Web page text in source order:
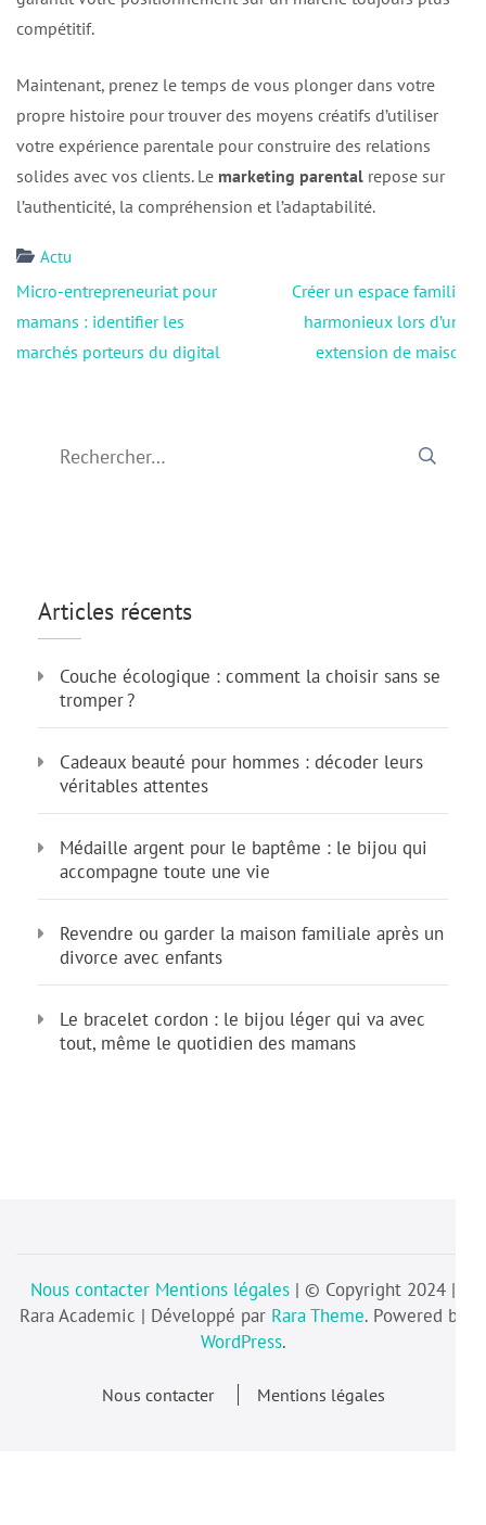
compétitif.
Maintenant, prenez le temps de vous plonger dans votre
propre histoire pour trouver des moyens créatifs d’utiliser
votre expérience parentale pour construire des relations
solides avec vos clients. Le marketing parental repose sur
l’authenticité, la compréhension et l’adaptabilité.
Actu
Navigation
de
l’article
Micro-entrepreneuriat pour
mamans : identifier les
marchés porteurs du digital
Créer un espace familial
harmonieux lors d’une
extension de maison
Articles récents
Couche écologique : comment la choisir sans se
tromper ?
Cadeaux beauté pour hommes : décoder leurs
véritables attentes
Médaille argent pour le baptême : le bijou qui
accompagne toute une vie
Revendre ou garder la maison familiale après un
divorce avec enfants
Le bracelet cordon : le bijou léger qui va avec
tout, même le quotidien des mamans
Nous contacter Mentions légales | © Copyright 2024 |
Rara Academic | Développé par Rara Theme. Powered by
WordPress.
Nous contacter Mentions légales